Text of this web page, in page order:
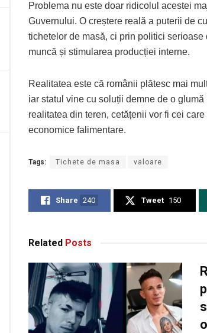
Problema nu este doar ridicolul acestei
Guvernului. O creștere reală a puterii de
tichetelor de masă, ci prin politici
muncă și stimularea producției interne.
Realitatea este că românii plătesc mai
iar statul vine cu soluții demne de o
realitatea din teren, cetățenii vor fi cei
economice falimentare.
Tags: Tichete de masa valoare
Share 240 Tweet 150
Related Posts